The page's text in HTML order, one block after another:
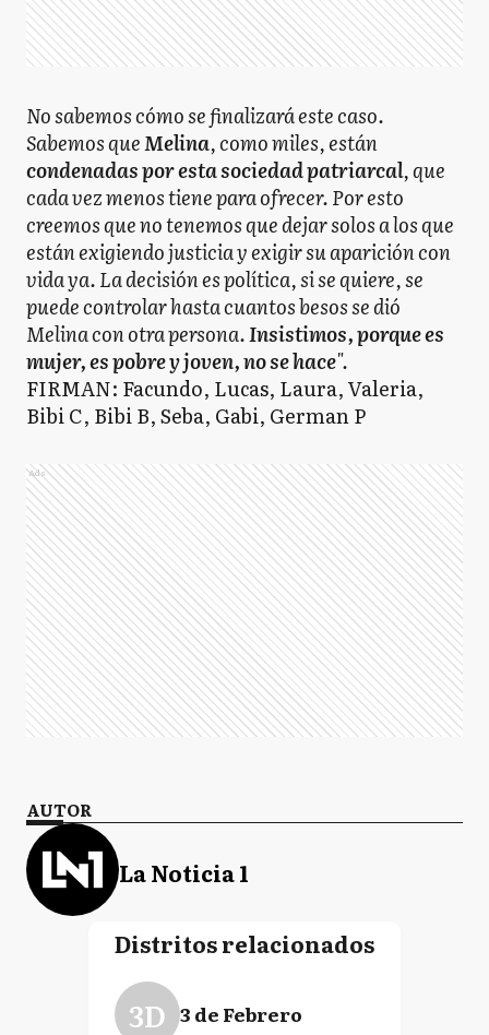
No sabemos cómo se finalizará este caso.
Sabemos queMelina, como miles, están
condenadas por esta sociedad patriarcal, que
cada vez menos tiene para ofrecer. Por esto
creemos que no tenemos que dejar solos a los que
están exigiendo justicia y exigir su aparición con
vida ya. La decisión es política, si se quiere, se
puede controlar hasta cuantos besos se dió
Melina con otra persona.Insistimos, porque es
mujer, es pobre y joven, no se hace".
FIRMAN: Facundo, Lucas, Laura, Valeria,
Bibi C, Bibi B, Seba, Gabi, German P
Ads
AUTOR
La Noticia 1
Distritos relacionados
3D 3 de Febrero